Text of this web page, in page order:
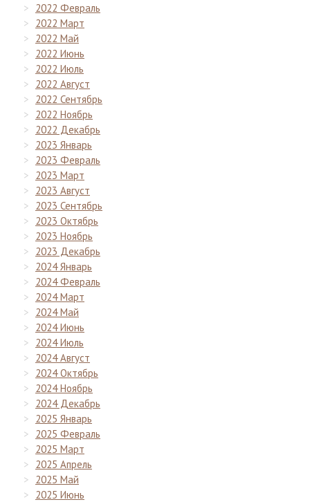
2022 Февраль
2022 Март
2022 Май
2022 Июнь
2022 Июль
2022 Август
2022 Сентябрь
2022 Ноябрь
2022 Декабрь
2023 Январь
2023 Февраль
2023 Март
2023 Август
2023 Сентябрь
2023 Октябрь
2023 Ноябрь
2023 Декабрь
2024 Январь
2024 Февраль
2024 Март
2024 Май
2024 Июнь
2024 Июль
2024 Август
2024 Октябрь
2024 Ноябрь
2024 Декабрь
2025 Январь
2025 Февраль
2025 Март
2025 Апрель
2025 Май
2025 Июнь